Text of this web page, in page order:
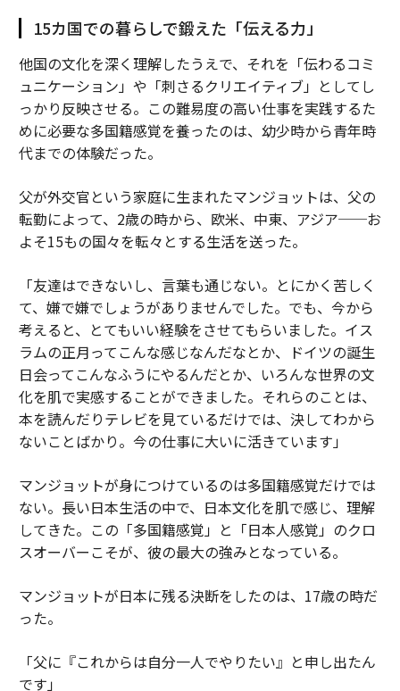
15カ国での暮らしで鍛えた「伝える力」
他国の文化を深く理解したうえで、それを「伝わるコミ
ュニケーション」や「刺さるクリエイティブ」としてし
っかり反映させる。この難易度の高い仕事を実践するた
めに必要な多国籍感覚を養ったのは、幼少時から青年時
代までの体験だった。
父が外交官という家庭に生まれたマンジョットは、父の
転勤によって、2歳の時から、欧米、中東、アジア──お
よそ15もの国々を転々とする生活を送った。
「友達はできないし、言葉も通じない。とにかく苦しく
て、嫌で嫌でしょうがありませんでした。でも、今から
考えると、とてもいい経験をさせてもらいました。イス
ラムの正月ってこんな感じなんだなとか、ドイツの誕生
日会ってこんなふうにやるんだとか、いろんな世界の文
化を肌で実感することができました。それらのことは、
本を読んだりテレビを見ているだけでは、決してわから
ないことばかり。今の仕事に大いに活きています」
マンジョットが身につけているのは多国籍感覚だけでは
ない。長い日本生活の中で、日本文化を肌で感じ、理解
してきた。この「多国籍感覚」と「日本人感覚」のクロ
スオーバーこそが、彼の最大の強みとなっている。
マンジョットが日本に残る決断をしたのは、17歳の時だ
った。
「父に『これからは自分一人でやりたい』と申し出たん
です」